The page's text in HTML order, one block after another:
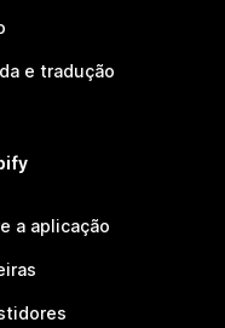
e tradução
a aplicação